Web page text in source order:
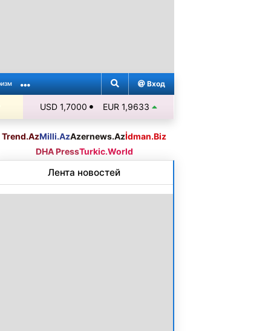
Вход
USD 1,7000 EUR 1,9633
Trend.AzMilli.AzAzernews.Azİdman.Biz
DHA PressTurkic.World
Лента новостей